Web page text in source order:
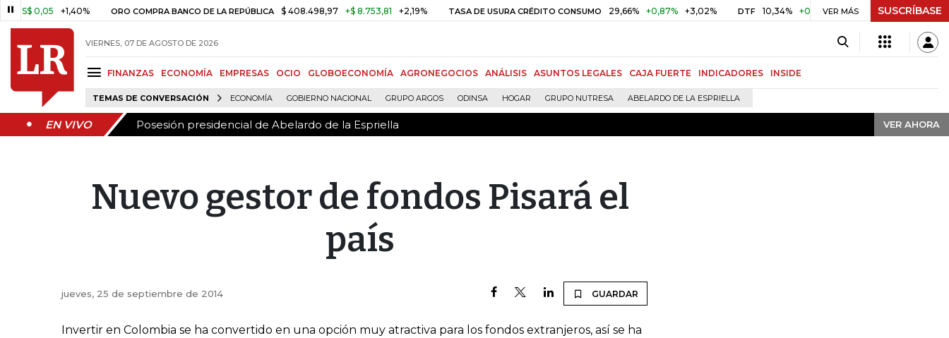
0,05 +1,40% ORO COMPRA BANCO DE LA REPÚBLICA $ 408.498,97 +$ 8.753,81 +2,19% TASA DE USURA CRÉDITO CONSUMO 29,66% +0,87% +3,02% DTF 10,34% +0,10% +0,98% UVR $ 416,91 +$
VER MÁS SUSCRÍBASE
VIERNES, 07 DE AGOSTO DE 2026
FINANZAS ECONOMÍA EMPRESAS OCIO GLOBOECONOMÍA AGRONEGOCIOS ANÁLISIS ASUNTOS LEGALES CAJA FUERTE INDICADORES INSIDE
TEMAS DE CONVERSACIÓN ECONOMÍA GOBIERNO NACIONAL GRUPO ARGOS ODINSA HOGAR GRUPO NUTRESA ABELARDO DE LA ESPRIELLA
EN VIVO Posesión presidencial de Abelardo de la Espriella VER AHORA
EN VIVO Posesión presidencial de Abelardo de la Espriella VER AHORA
Nuevo gestor de fondos Pisará el
país
jueves, 25 de septiembre de 2014 GUARDAR
Invertir en Colombia se ha convertido en una opción muy atractiva para los fondos extranjeros, así se ha